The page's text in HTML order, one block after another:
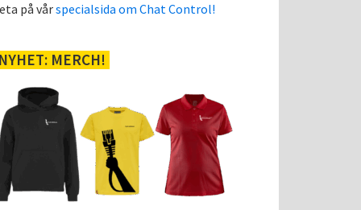
på vårspecialsida om Chat Control!
NYHET: MERCH!